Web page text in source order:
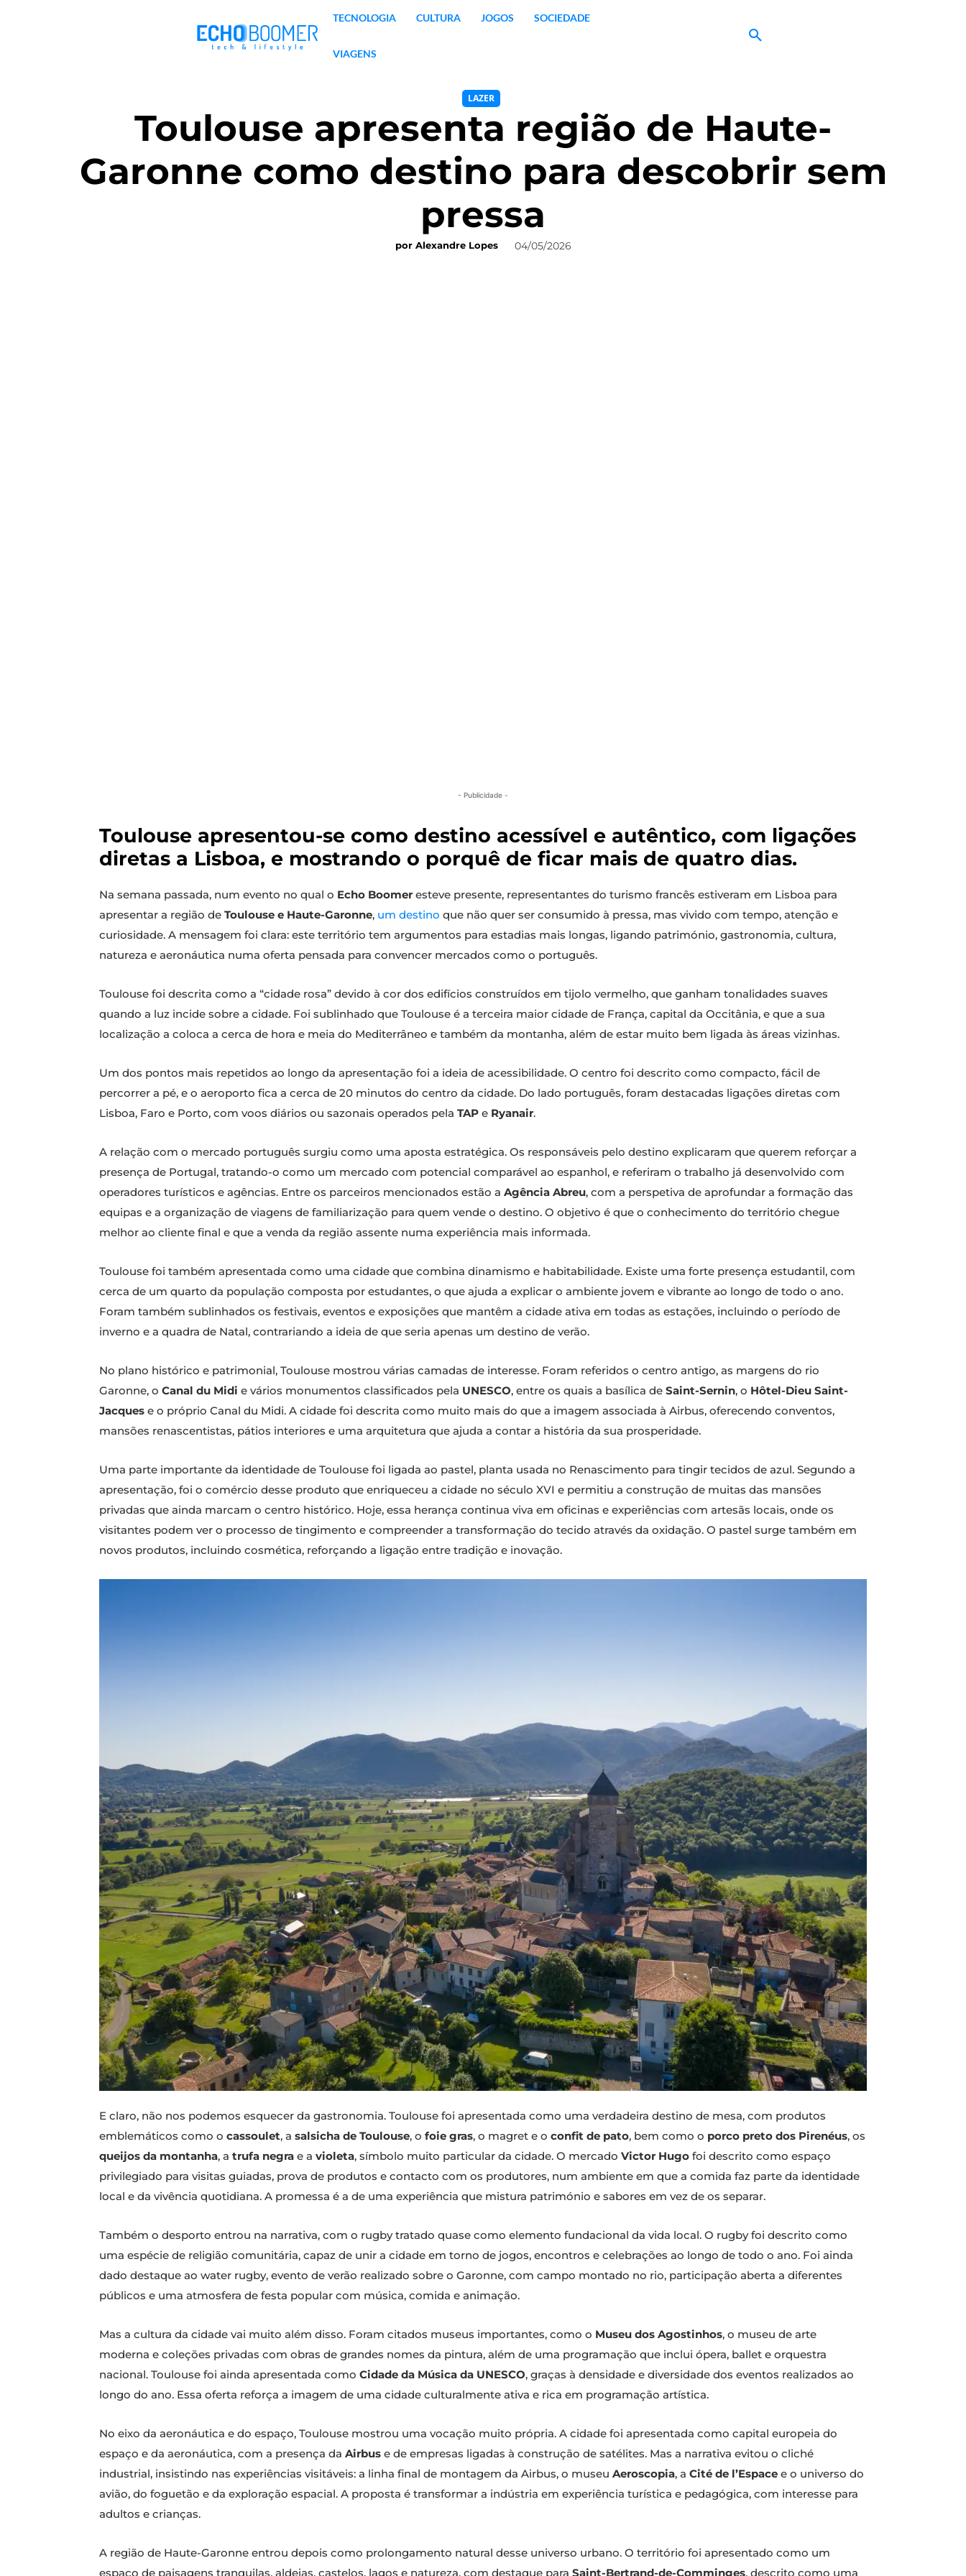
TECNOLOGIA CULTURA JOGOS SOCIEDADE
VIAGENS
LAZER
Toulouse apresenta região de Haute-
Garonne como destino para descobrir sem
pressa
por Alexandre Lopes 04/05/2026
- Publicidade -
Toulouse apresentou-se como destino acessível e autêntico, com ligações
diretas a Lisboa, e mostrando o porquê de ficar mais de quatro dias.
Na semana passada, num evento no qual o Echo Boomer esteve presente, representantes do turismo francês estiveram em Lisboa para
apresentar a região de Toulouse e Haute-Garonne, um destino que não quer ser consumido à pressa, mas vivido com tempo, atenção e
curiosidade. A mensagem foi clara: este território tem argumentos para estadias mais longas, ligando património, gastronomia, cultura,
natureza e aeronáutica numa oferta pensada para convencer mercados como o português.
Toulouse foi descrita como a “cidade rosa” devido à cor dos edifícios construídos em tijolo vermelho, que ganham tonalidades suaves
quando a luz incide sobre a cidade. Foi sublinhado que Toulouse é a terceira maior cidade de França, capital da Occitânia, e que a sua
localização a coloca a cerca de hora e meia do Mediterrâneo e também da montanha, além de estar muito bem ligada às áreas vizinhas.
Um dos pontos mais repetidos ao longo da apresentação foi a ideia de acessibilidade. O centro foi descrito como compacto, fácil de
percorrer a pé, e o aeroporto fica a cerca de 20 minutos do centro da cidade. Do lado português, foram destacadas ligações diretas com
Lisboa, Faro e Porto, com voos diários ou sazonais operados pela TAP e Ryanair.
A relação com o mercado português surgiu como uma aposta estratégica. Os responsáveis pelo destino explicaram que querem reforçar a
presença de Portugal, tratando-o como um mercado com potencial comparável ao espanhol, e referiram o trabalho já desenvolvido com
operadores turísticos e agências. Entre os parceiros mencionados estão a Agência Abreu, com a perspetiva de aprofundar a formação das
equipas e a organização de viagens de familiarização para quem vende o destino. O objetivo é que o conhecimento do território chegue
melhor ao cliente final e que a venda da região assente numa experiência mais informada.
Toulouse foi também apresentada como uma cidade que combina dinamismo e habitabilidade. Existe uma forte presença estudantil, com
cerca de um quarto da população composta por estudantes, o que ajuda a explicar o ambiente jovem e vibrante ao longo de todo o ano.
Foram também sublinhados os festivais, eventos e exposições que mantêm a cidade ativa em todas as estações, incluindo o período de
inverno e a quadra de Natal, contrariando a ideia de que seria apenas um destino de verão.
No plano histórico e patrimonial, Toulouse mostrou várias camadas de interesse. Foram referidos o centro antigo, as margens do rio
Garonne, o Canal du Midi e vários monumentos classificados pela UNESCO, entre os quais a basílica de Saint-Sernin, o Hôtel-Dieu Saint-
Jacques e o próprio Canal du Midi. A cidade foi descrita como muito mais do que a imagem associada à Airbus, oferecendo conventos,
mansões renascentistas, pátios interiores e uma arquitetura que ajuda a contar a história da sua prosperidade.
Uma parte importante da identidade de Toulouse foi ligada ao pastel, planta usada no Renascimento para tingir tecidos de azul. Segundo a
apresentação, foi o comércio desse produto que enriqueceu a cidade no século XVI e permitiu a construção de muitas das mansões
privadas que ainda marcam o centro histórico. Hoje, essa herança continua viva em oficinas e experiências com artesãs locais, onde os
visitantes podem ver o processo de tingimento e compreender a transformação do tecido através da oxidação. O pastel surge também em
novos produtos, incluindo cosmética, reforçando a ligação entre tradição e inovação.
E claro, não nos podemos esquecer da gastronomia. Toulouse foi apresentada como uma verdadeira destino de mesa, com produtos
emblemáticos como o cassoulet, a salsicha de Toulouse, o foie gras, o magret e o confit de pato, bem como o porco preto dos Pirenéus, os
queijos da montanha, a trufa negra e a violeta, símbolo muito particular da cidade. O mercado Victor Hugo foi descrito como espaço
privilegiado para visitas guiadas, prova de produtos e contacto com os produtores, num ambiente em que a comida faz parte da identidade
local e da vivência quotidiana. A promessa é a de uma experiência que mistura património e sabores em vez de os separar.
Também o desporto entrou na narrativa, com o rugby tratado quase como elemento fundacional da vida local. O rugby foi descrito como
uma espécie de religião comunitária, capaz de unir a cidade em torno de jogos, encontros e celebrações ao longo de todo o ano. Foi ainda
dado destaque ao water rugby, evento de verão realizado sobre o Garonne, com campo montado no rio, participação aberta a diferentes
públicos e uma atmosfera de festa popular com música, comida e animação.
Mas a cultura da cidade vai muito além disso. Foram citados museus importantes, como o Museu dos Agostinhos, o museu de arte
moderna e coleções privadas com obras de grandes nomes da pintura, além de uma programação que inclui ópera, ballet e orquestra
nacional. Toulouse foi ainda apresentada como Cidade da Música da UNESCO, graças à densidade e diversidade dos eventos realizados ao
longo do ano. Essa oferta reforça a imagem de uma cidade culturalmente ativa e rica em programação artística.
No eixo da aeronáutica e do espaço, Toulouse mostrou uma vocação muito própria. A cidade foi apresentada como capital europeia do
espaço e da aeronáutica, com a presença da Airbus e de empresas ligadas à construção de satélites. Mas a narrativa evitou o cliché
industrial, insistindo nas experiências visitáveis: a linha final de montagem da Airbus, o museu Aeroscopia, a Cité de l’Espace e o universo do
avião, do foguetão e da exploração espacial. A proposta é transformar a indústria em experiência turística e pedagógica, com interesse para
adultos e crianças.
A região de Haute-Garonne entrou depois como prolongamento natural desse universo urbano. O território foi apresentado como um
espaço de paisagens tranquilas, aldeias, castelos, lagos e natureza, com destaque para Saint-Bertrand-de-Comminges, descrito como uma